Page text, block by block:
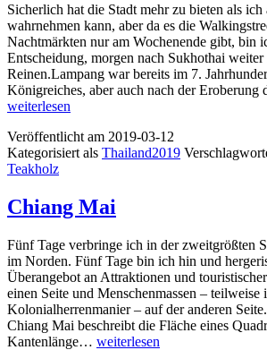
Sicherlich hat die Stadt mehr zu bieten als ich
wahrnehmen kann, aber da es die
Nachtmärkten nur am Wochenende gibt, bin
Entscheidung, morgen nach Sukhothai
Reinen.Lampang war bereits im 7.
Königreiches, aber auch nach der
weiterlesen
Veröffentlicht am 2019-03-12
Kategorisiert als Thailand2019
Teakholz
Chiang Mai
Fünf Tage verbringe ich in der zweitgrößten
im Norden. Fünf Tage bin ich hin und
Überangebot an Attraktionen und
einen Seite und Menschenmassen – teilweise
Kolonialherrenmanier – auf der anderen
Chiang Mai beschreibt die Fläche eines
Kantenlänge… Chiang
weiterlesen